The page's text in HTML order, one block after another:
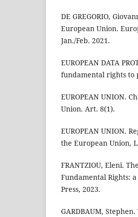
DE GREGORIO,
European Union.
Jan./Feb. 2021.
EUROPEAN DATA
fundamental rights to
EUROPEAN UNION.
Union. Art. 8(1).
EUROPEAN UNION.
the European Union,
FRANTZIOU, Eleni.
Fundamental Rights:
Press, 2023.
GARDBAUM,